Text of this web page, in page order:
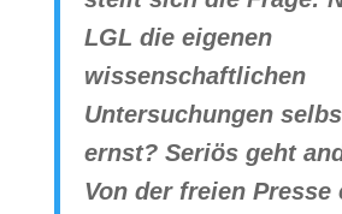
LGL die eigenen
wissenschaftlichen
Untersuchungen
ernst? Seriös geht
Von der freien